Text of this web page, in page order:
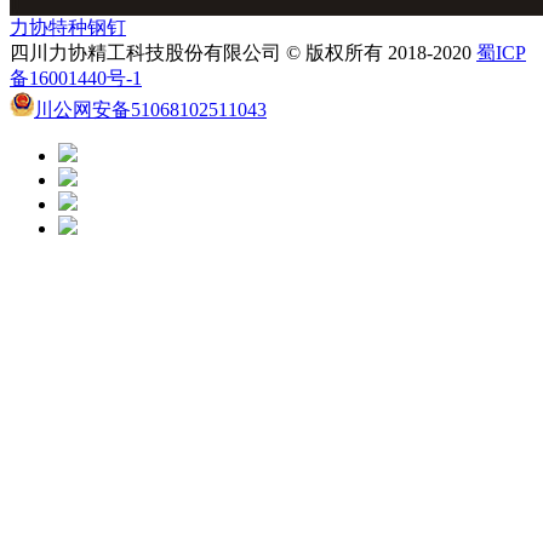
力协特种钢钉
四川力协精工科技股份有限公司 © 版权所有 2018-2020 蜀ICP
备16001440号-1
川公网安备51068102511043